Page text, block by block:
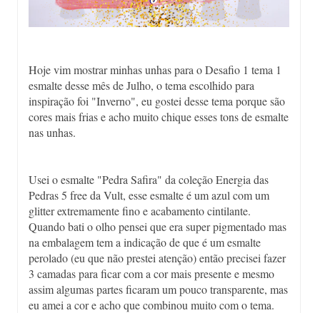
Hoje vim mostrar minhas unhas para o Desafio 1 tema 1
esmalte desse mês de Julho, o tema escolhido para
inspiração foi "Inverno", eu gostei desse tema porque são
cores mais frias e acho muito chique esses tons de esmalte
nas unhas.
Usei o esmalte "Pedra Safira" da coleção Energia das
Pedras 5 free da Vult, esse esmalte é um azul com um
glitter extremamente fino e acabamento cintilante.
Quando bati o olho pensei que era super pigmentado mas
na embalagem tem a indicação de que é um esmalte
perolado (eu que não prestei atenção) então precisei fazer
3 camadas para ficar com a cor mais presente e mesmo
assim algumas partes ficaram um pouco transparente, mas
eu amei a cor e acho que combinou muito com o tema.